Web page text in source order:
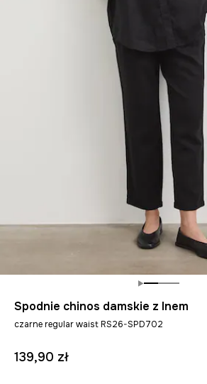
Spodnie chinos damskie z lnem
czarne regular waist RS26-SPD702
139,90 zł